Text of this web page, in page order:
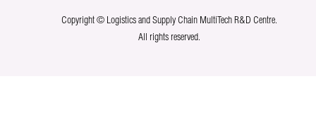
Copyright © Logistics and Supply Chain MultiTech R&D Centre.
All rights reserved.